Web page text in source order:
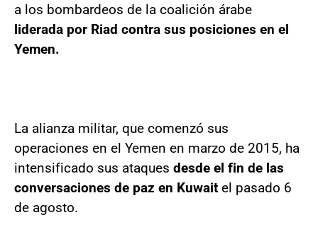
a los bombardeos de la coalición árabe
liderada por Riad contra sus posiciones en el
Yemen.
La alianza militar, que comenzó sus
operaciones en el Yemen en marzo de 2015, ha
intensificado sus ataques desde el fin de las
conversaciones de paz en Kuwait el pasado 6
de agosto.